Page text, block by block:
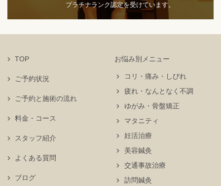
プラチナランク認定を受けています。
TOP
ご予約状況
お悩み別メニュー
コリ・痛み・しびれ
疲れ・なんとなく不調
ゆがみ・骨盤矯正
マタニティ
妊活治療
美容鍼灸
交通事故治療
訪問鍼灸
ご予約と施術の流れ
料金・コース
スタッフ紹介
よくある質問
ブログ